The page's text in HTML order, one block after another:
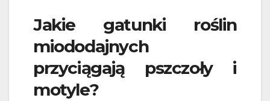
Jakie gatunki roślin
miododajnych
przyciągają pszczoły i
motyle?